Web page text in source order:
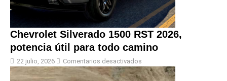
Chevrolet Silverado 1500 RST 2026,
potencia útil para todo camino
22 julio, 2026 Comentarios desactivados